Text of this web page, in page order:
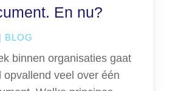
En nu?
| BLOG
binnen organisaties gaat
opvallend veel over één